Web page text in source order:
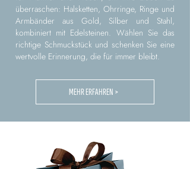
überraschen: Halsketten, Ohrringe, Ringe und
Armbänder aus Gold, Silber und Stahl,
kombiniert mit Edelsteinen. Wählen Sie das
richtige Schmuckstück und schenken Sie eine
wertvolle Erinnerung, die für immer bleibt.
MEHR ERFAHREN >